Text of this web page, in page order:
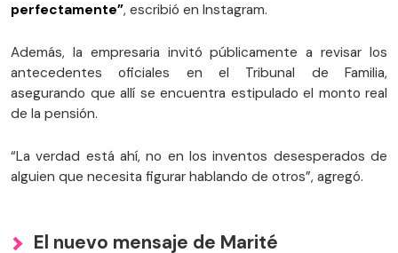
perfectamente”, escribió en Instagram.
Además, la empresaria invitó públicamente a revisar los
antecedentes oficiales en el Tribunal de Familia,
asegurando que allí se encuentra estipulado el monto real
de la pensión.
“La verdad está ahí, no en los inventos desesperados de
alguien que necesita figurar hablando de otros”, agregó.
El nuevo mensaje de Marité